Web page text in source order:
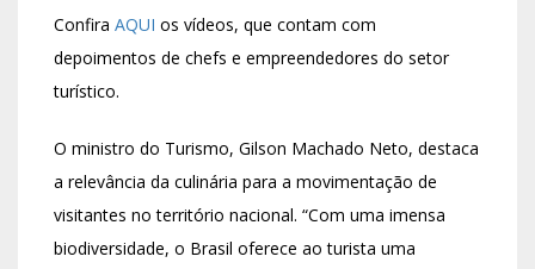
Confira AQUI os vídeos, que contam com
depoimentos de chefs e empreendedores do setor
turístico.
O ministro do Turismo, Gilson Machado Neto, destaca
a relevância da culinária para a movimentação de
visitantes no território nacional. “Com uma imensa
biodiversidade, o Brasil oferece ao turista uma